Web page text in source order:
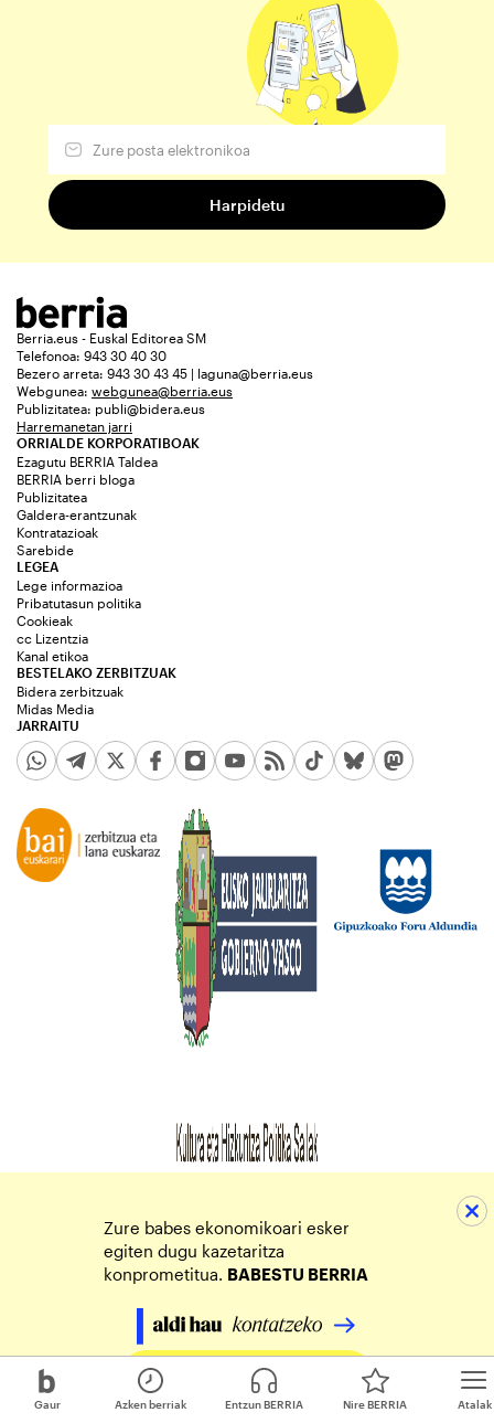
Gaur Atalak
Azken berriak Entzun BERRIA Nire BERRIA
Berria.eus - Euskal Editorea SM
Telefonoa: 943 30 40 30
Bezero arreta: 943 30 43 45 | laguna@berria.eus
Webgunea: webgunea@berria.eus
Publizitatea: publi@bidera.eus
Harremanetan jarri
ORRIALDE KORPORATIBOAK
Ezagutu BERRIA Taldea
BERRIA berri bloga
Publizitatea
Galdera-erantzunak
Kontratazioak
Sarebide
JARRAITU
LEGEA
Lege informazioa
Pribatutasun politika
Cookieak
cc Lizentzia
Kanal etikoa
BESTELAKO ZERBITZUAK
Bidera zerbitzuak
Midas Media
Zure babes ekonomikoari esker
egiten dugu kazetaritza
konprometitua. BABESTU BERRIA
Egin zure ekarpena